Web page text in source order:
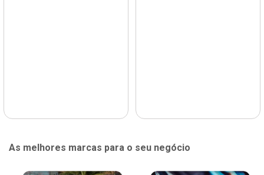
As melhores marcas para o seu negócio